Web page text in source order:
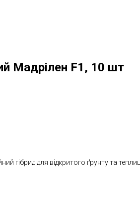
Мадрілен F1, 10 шт
гібрид для відкритого ґрунту та